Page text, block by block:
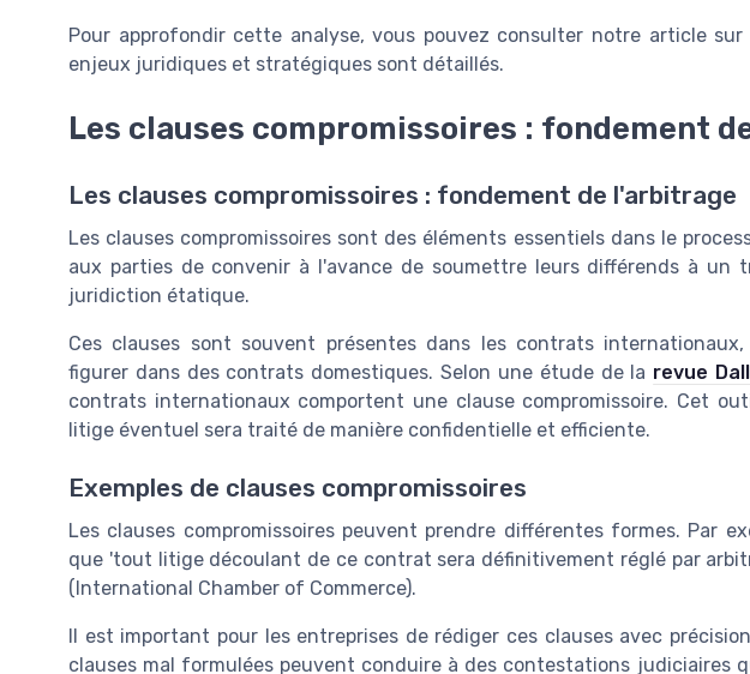
Pour approfondir cette analyse, vous pouvez consulter notre article sur
enjeux juridiques et stratégiques sont détaillés.
Les clauses compromissoires : fondement
Les clauses compromissoires : fondement de l'arbitrage
Les clauses compromissoires sont des éléments essentiels dans le
aux parties de convenir à l'avance de soumettre leurs différends à un
juridiction étatique.
Ces clauses sont souvent présentes dans les contrats
figurer dans des contrats domestiques. Selon une étude de la revue
contrats internationaux comportent une clause compromissoire. Cet
litige éventuel sera traité de manière confidentielle et efficiente.
Exemples de clauses compromissoires
Les clauses compromissoires peuvent prendre différentes formes. Par
que 'tout litige découlant de ce contrat sera définitivement réglé par
(International Chamber of Commerce).
Il est important pour les entreprises de rédiger ces clauses avec
clauses mal formulées peuvent conduire à des contestations judiciaires